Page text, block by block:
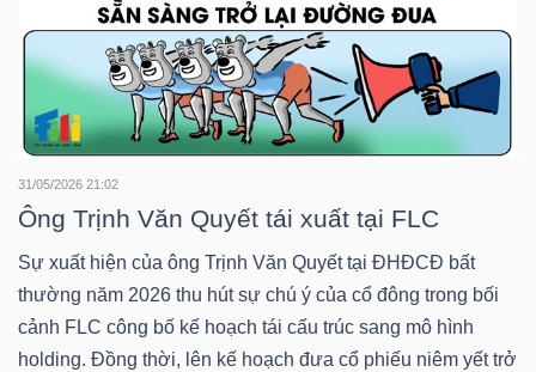
31/05/2026 21:02
Ông Trịnh Văn Quyết tái xuất tại FLC
Sự xuất hiện của ông Trịnh Văn Quyết tại ĐHĐCĐ bất
thường năm 2026 thu hút sự chú ý của cổ đông trong bối
cảnh FLC công bố kế hoạch tái cấu trúc sang mô hình
holding. Đồng thời, lên kế hoạch đưa cổ phiếu niêm yết trở
viết
của
tác
giả
(-)
Báo
cáo
phân